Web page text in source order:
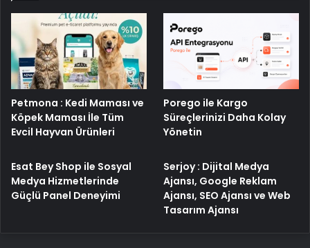
Petmona : Kedi Maması ve
Köpek Maması İle Tüm
Evcil Hayvan Ürünleri
Porego ile Kargo
Süreçlerinizi Daha Kolay
Yönetin
Esat Bey Shop ile Sosyal
Medya Hizmetlerinde
Güçlü Panel Deneyimi
Serjoy : Dijital Medya
Ajansı, Google Reklam
Ajansı, SEO Ajansı ve Web
Tasarım Ajansı